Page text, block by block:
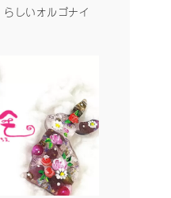
しいオルゴナイ